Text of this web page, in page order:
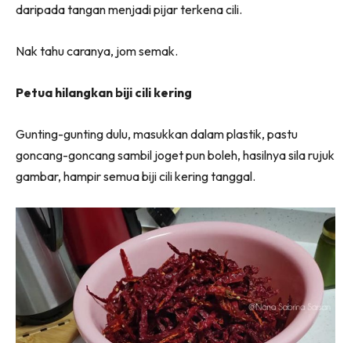
daripada tangan menjadi pijar terkena cili.
Nak tahu caranya, jom semak.
Petua hilangkan biji cili kering
Gunting-gunting dulu, masukkan dalam plastik, pastu
goncang-goncang sambil joget pun boleh, hasilnya sila rujuk
gambar, hampir semua biji cili kering tanggal.